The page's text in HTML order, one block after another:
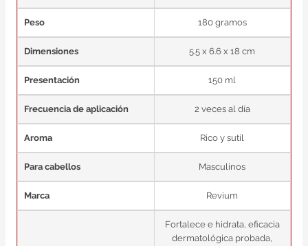
Peso 180 gramos
Dimensiones 5.5 x 6.6 x 18 cm
Presentación 150 ml
Frecuencia de aplicación 2 veces al día
Aroma Rico y sutil
Para cabellos Masculinos
Marca Revium
Fortalece e hidrata, eficacia
dermatológica probada,